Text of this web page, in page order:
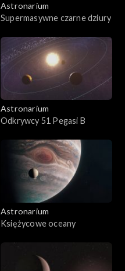
Astronarium
Supermasywne czarne dziury
Astronarium
Odkrywcy 51 Pegasi B
Astronarium
Księżycowe oceany